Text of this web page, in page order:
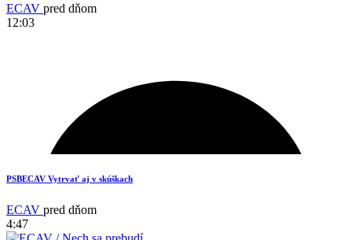
ECAV pred dňom
12:03
PSBECAV Vytrvať aj v skúškach
ECAV pred dňom
4:47